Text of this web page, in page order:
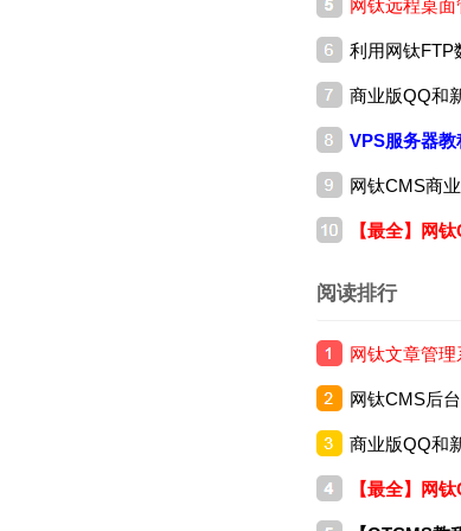
(04.06)
网钛远程桌
利用网钛FTP
网站
商业版QQ和
明
VPS服务器教
网钛CMS商
【最全】网
阅读排行
网钛文章管理
网钛CMS后
费版和商业版
商业版QQ和
明
【最全】网